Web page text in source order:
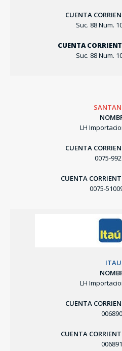
CUENTA
Suc. 88 Num.
CUENTA
Suc. 88 Num.
LH
CUENTA
0075-
CUENTA
0075-
ITAU
LH
CUENTA
CUENTA